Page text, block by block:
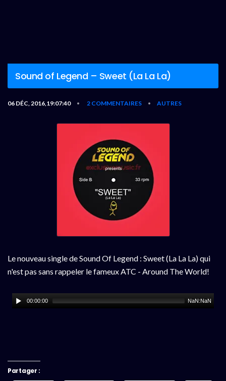
Sound of Legend – Sweet (La La La)
06 DÉC, 2016,19:07:40 • 2 COMMENTAIRES • AUTRES
Le nouveau single de Sound Of Legend : Sweet (La La La) qui
n'est pas sans rappeler le fameux ATC - Around The World!
00:00:00 NaN:NaN
Partager :